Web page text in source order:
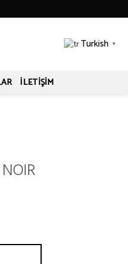
Turkish ▼
İLETIŞIM